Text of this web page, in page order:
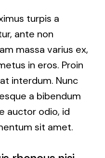
turpis a
ante non
massa varius ex,
in eros. Proin
interdum. Nunc
a bibendum
auctor odio, id
sit amet.